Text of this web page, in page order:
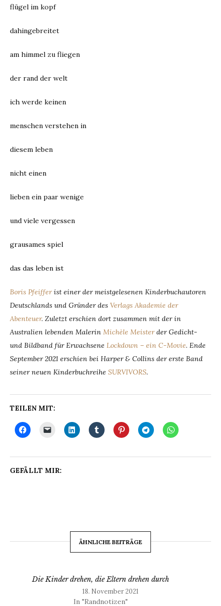
flügel im kopf
dahingebreitet
am himmel zu fliegen
der rand der welt
ich werde keinen
menschen verstehen in
diesem leben
nicht einen
lieben ein paar wenige
und viele vergessen
grausames spiel
das das leben ist
Boris Pfeifferist einer der meistgelesenen Kinderbuchautoren
Deutschlands und Gründer des Verlags Akademie der
Abenteuer. Zuletzt erschien dort zusammen mit der in
Australien lebenden Malerin Michèle Meisterder Gedicht-
und Bildband für Erwachsene Lockdown – ein C-Movie. Ende
September 2021 erschien bei Harper & Collins der erste Band
seiner neuen Kinderbuchreihe SURVIVORS.
TEILEN MIT:
GEFÄLLT MIR:
ÄHNLICHE BEITRÄGE
Die Kinder drehen, die Eltern drehen durch
18. November 2021
In "Randnotizen"